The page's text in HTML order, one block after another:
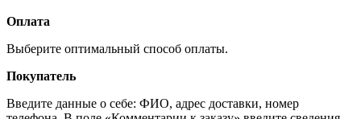
Оплата
Выберите оптимальный способ оплаты.
Покупатель
Введите данные о себе: ФИО, адрес доставки, номер